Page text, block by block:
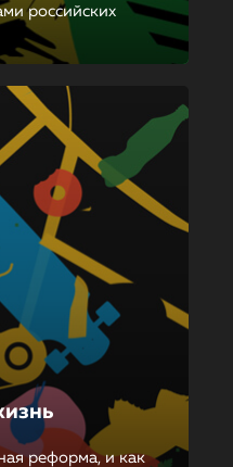
российских
реформа, и как